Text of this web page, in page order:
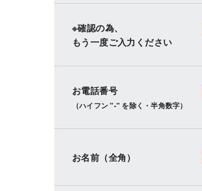
※確認の為、
もう一度ご入力ください
お電話番号
（ハイフン "-" を除く・半角数字）
お名前（全角）